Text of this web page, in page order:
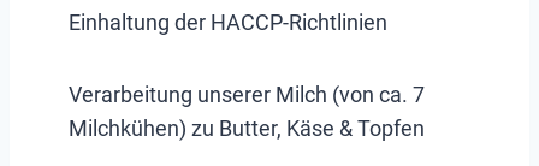
Einhaltung der HACCP-Richtlinien
Verarbeitung unserer Milch (von ca. 7
Milchkühen) zu Butter, Käse & Topfen